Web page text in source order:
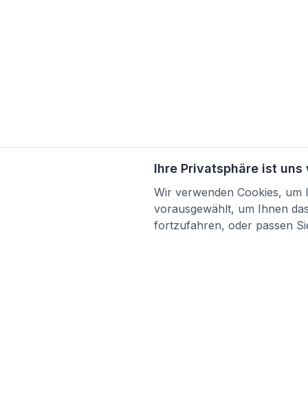
Ihre Privatsphäre ist uns
Wir verwenden Cookies,
vorausgewählt, um Ihnen
fortzufahren, oder passen